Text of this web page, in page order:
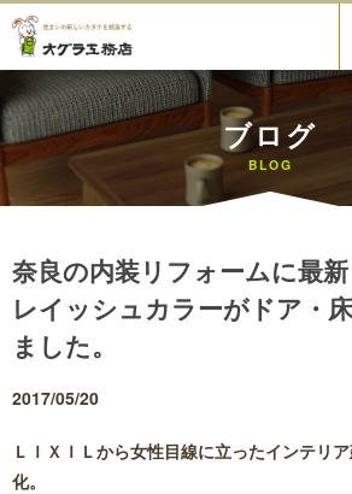
ブログ
BLOG
奈良の内装リフォームに最
レイッシュカラーがドア・
ました。
2017/05/20
ＬＩＸＩＬから女性目線に立ったインテリ
化。